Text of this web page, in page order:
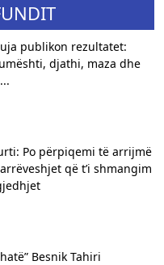
publikon rezultatet:
djathi, maza dhe
Po përpiqemi të arrijmë
që t’i shmangim
Besnik Tahiri